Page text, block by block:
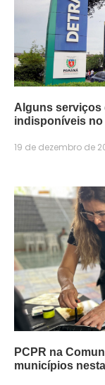
Alguns serviços
indisponíveis no
19 de dezembro de
PCPR na
municípios